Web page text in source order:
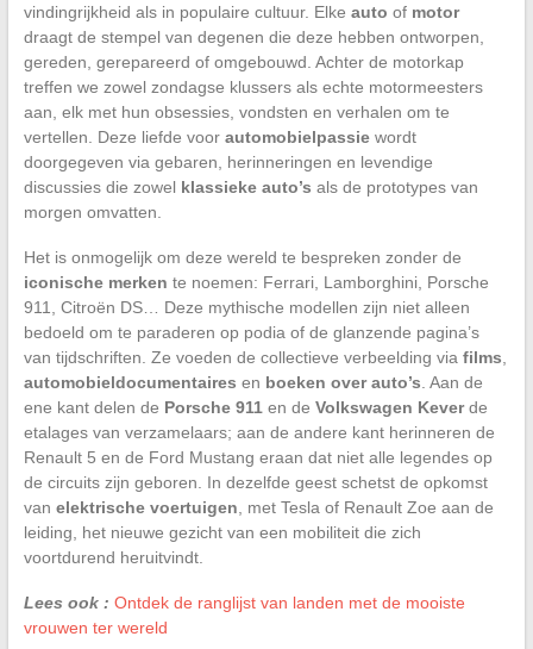
vindingrijkheid als in populaire cultuur. Elke auto of motor
draagt de stempel van degenen die deze hebben ontworpen,
gereden, gerepareerd of omgebouwd. Achter de motorkap
treffen we zowel zondagse klussers als echte motormeesters
aan, elk met hun obsessies, vondsten en verhalen om te
vertellen. Deze liefde voor automobielpassiewordt
doorgegeven via gebaren, herinneringen en levendige
discussies die zowel klassieke auto’s als de prototypes van
morgen omvatten.
Het is onmogelijk om deze wereld te bespreken zonder de
iconische merken te noemen: Ferrari, Lamborghini, Porsche
911, Citroën DS… Deze mythische modellen zijn niet alleen
bedoeld om te paraderen op podia of de glanzende pagina’s
van tijdschriften. Ze voeden de collectieve verbeelding via films
automobieldocumentaires en boeken over auto’s . Aan de
ene kant delen de Porsche 911 en de Volkswagen Keverde
etalages van verzamelaars; aan de andere kant herinneren de
Renault 5 en de Ford Mustang eraan dat niet alle legendes op
de circuits zijn geboren. In dezelfde geest schetst de opkomst
van elektrische voertuigen , met Tesla of Renault Zoe aan de
leiding, het nieuwe gezicht van een mobiliteit die zich
voortdurend heruitvindt.
Lees ook : Ontdek de ranglijst van landen met de mooiste
vrouwen ter wereld